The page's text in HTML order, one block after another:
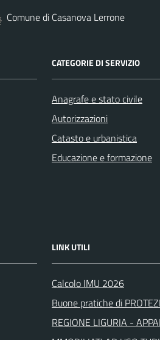
Comune di Casanova Lerrone
CATEGORIE DI SERVIZIO
Anagrafe e stato civile
Autorizzazioni
Catasto e urbanistica
Educazione e formazione
LINK UTILI
Calcolo IMU 2026
Buone pratiche di
REGIONE LIGURIA -